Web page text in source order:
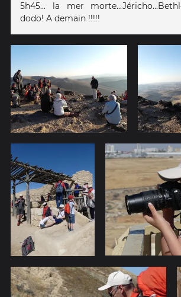
5h45... la mer
dodo! A demain !!!!!